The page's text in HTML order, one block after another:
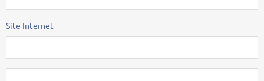
Site Internet